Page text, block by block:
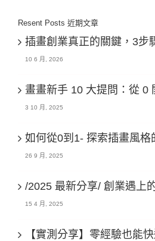
Resent Posts 近期文章
插畫創業真正的關鍵，3步
10 6 月, 2026
畫畫新手 10 大提問：從 0
3 10 月, 2025
如何從0到1- 探索插畫風格
26 9 月, 2025
/2025 最新分享/ 創業遇上
15 4 月, 2025
【實測分享】零經驗也能